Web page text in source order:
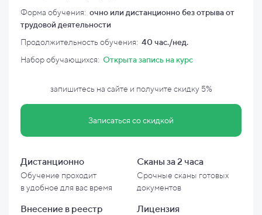
Форма обучения: очно или дистанционно без отрыва от
трудовой деятельности
Продолжительность обучения: 40 час./нед.
Набор обучающихся: Открыта запись на курс
запишитесь на сайте и получите скидку 5%
Записаться со скидкой
Дистанционно
Обучение проходит
вудобное для вас время
Сканы за 2 часа
Срочные сканы готовых
документов
Внесение в реестр Лицензия